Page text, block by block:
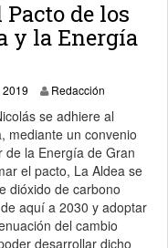
de los
y la Energía
7 noviembre, 2019
Redacción
se adhiere al
mediante un convenio
de la Energía de Gran
el pacto, La Aldea se
dióxido de carbono
aquí a 2030 y adoptar
del cambio
desarrollar dicho